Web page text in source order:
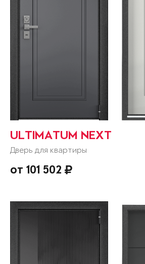
ULTIMATUM NEXT
Дверь для квартиры
от 101 502